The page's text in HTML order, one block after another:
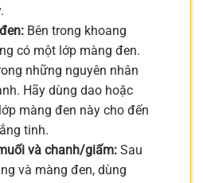
Bên trong khoang
có một lớp màng đen.
những nguyên nhân
Hãy dùng dao hoặc
màng đen này cho đến
tinh.
và chanh/giấm: Sau
và màng đen, dùng